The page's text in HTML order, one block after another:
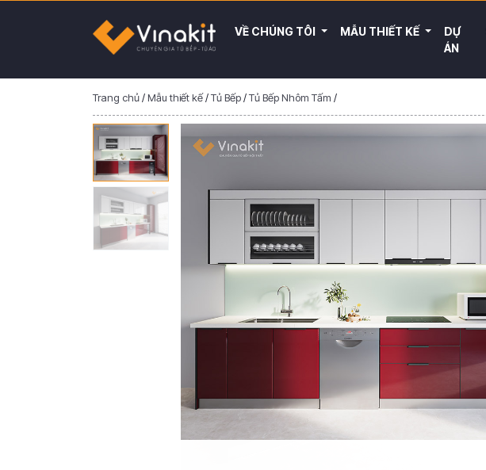
VỀ CHÚNG TÔI MẪU THIẾT KẾ
DỰ
ÁN
Trang chủ/Mẫu thiết kế/Tủ Bếp/Tủ Bếp Nhôm Tấm /